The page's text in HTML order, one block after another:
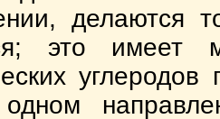
делаются
это имеет